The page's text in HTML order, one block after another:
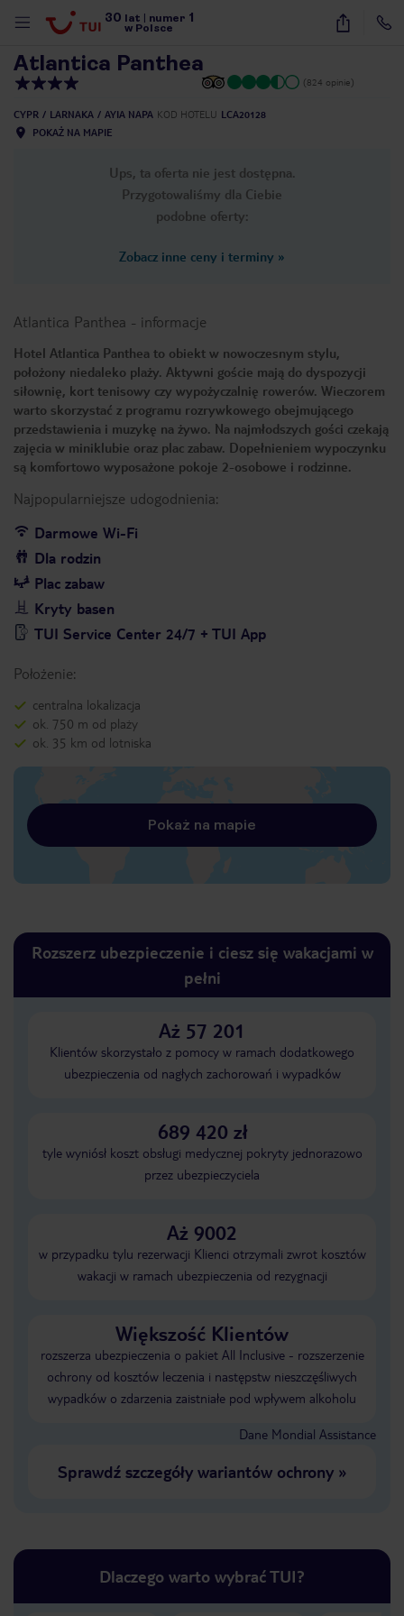
30 lat numer 1
w Polsce
18
Atlantica Panthea
(824 opinie)
CYPR LARNAKA AYIA NAPA KOD HOTELU LCA20128
POKAŻ NA MAPIE
Ups, ta oferta nie jest dostępna.
Przygotowaliśmy dla Ciebie
podobne oferty:
Zobacz inne ceny i terminy »
Atlantica Panthea - informacje
Hotel Atlantica Panthea to obiekt w nowoczesnym stylu,
położony niedaleko plaży. Aktywni goście mają do dyspozycji
siłownię, kort tenisowy czy wypożyczalnię rowerów. Wieczorem
warto skorzystać z programu rozrywkowego obejmującego
przedstawienia i muzykę na żywo. Na najmłodszych gości czekają
zajęcia w miniklubie oraz plac zabaw. Dopełnieniem wypoczynku
są komfortowo wyposażone pokoje 2-osobowe i rodzinne.
Najpopularniejsze udogodnienia:
Darmowe Wi-Fi
Dla rodzin
Plac zabaw
Kryty basen
TUI Service Center 24/7 + TUI App
Położenie:
centralna lokalizacja
ok. 750 m od plaży
ok. 35 km od lotniska
Pokaż na mapie
Rozszerz ubezpieczenie i ciesz się wakacjami w
pełni
Aż 57 201
Klientów skorzystało z pomocy w ramach dodatkowego
ubezpieczenia od nagłych zachorowań i wypadków
689 420 zł
tyle wyniósł koszt obsługi medycznej pokryty jednorazowo
przez ubezpieczyciela
Aż 9002
w przypadku tylu rezerwacji Klienci otrzymali zwrot kosztów
wakacji w ramach ubezpieczenia od rezygnacji
Większość Klientów
rozszerza ubezpieczenia o pakiet All Inclusive - rozszerzenie
ochrony od kosztów leczenia i następstw nieszczęśliwych
wypadków o zdarzenia zaistniałe pod wpływem alkoholu
Dane Mondial Assistance
Sprawdź szczegóły wariantów ochrony»
Dlaczego warto wybrać TUI?